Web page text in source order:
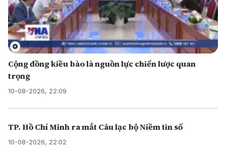
Cộng đồng kiều bào là nguồn lực chiến lược quan
trọng
10-08-2026, 22:09
TP. Hồ Chí Minh ra mắt Câu lạc bộ Niềm tin số
10-08-2026, 22:02